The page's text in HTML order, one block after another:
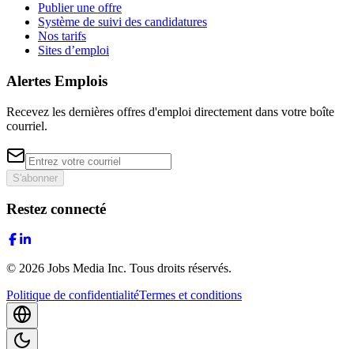
Publier une offre
Système de suivi des candidatures
Nos tarifs
Sites d’emploi
Alertes Emplois
Recevez les dernières offres d'emploi directement dans votre boîte
courriel.
S'abonner
Restez connecté
© 2026 Jobs Media Inc. Tous droits réservés.
Politique de confidentialitéTermes et conditions